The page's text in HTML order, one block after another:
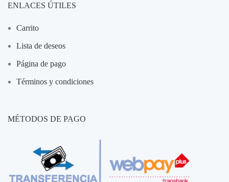
ENLACES ÚTILES
Carrito
Lista de deseos
Página de pago
Términos y condiciones
MÉTODOS DE PAGO